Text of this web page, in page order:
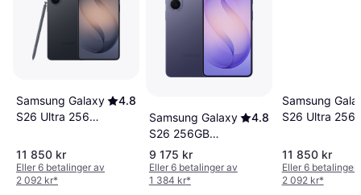
Samsung Galaxy
S26 Ultra 256GB
4.8
11 850 kr
Eller 6 betalinger av
2 092 kr*
Samsung Galaxy
S26 256GB
Cobalt Violet
4.8
9 175 kr
Eller 6 betalinger av
1 384 kr*
Samsung
S26 Ultra
11 850 kr
Eller 6 betalinger
2 092 kr*